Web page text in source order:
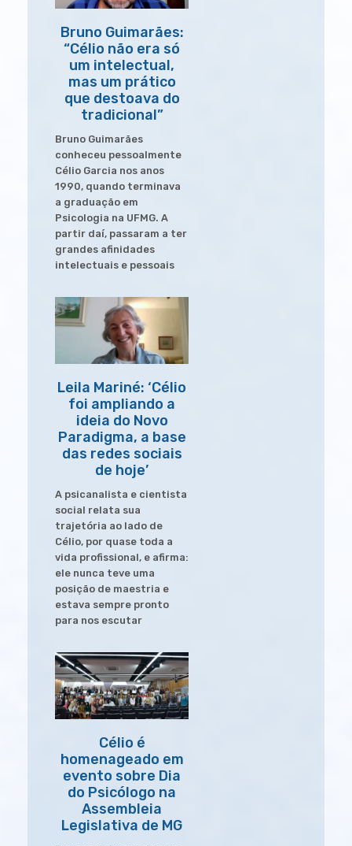
Bruno Guimarães:
“Célio não era só
um intelectual,
mas um prático
que destoava do
tradicional”
Bruno Guimarães
conheceu pessoalmente
Célio Garcia nos anos
1990, quando terminava
a graduação em
Psicologia na UFMG. A
partir daí, passaram a ter
grandes afinidades
intelectuais e pessoais
Leila Mariné: ‘Célio
foi ampliando a
ideia do Novo
Paradigma, a base
das redes sociais
de hoje’
A psicanalista e cientista
social relata sua
trajetória ao lado de
Célio, por quase toda a
vida profissional, e afirma:
ele nunca teve uma
posição de maestria e
estava sempre pronto
para nos escutar
Célio é
homenageado em
evento sobre Dia
do Psicólogo na
Assembleia
Legislativa de MG